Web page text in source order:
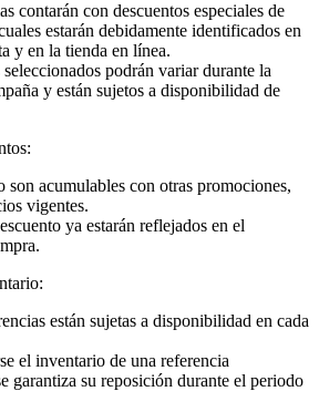
contarán con descuentos especiales de
estarán debidamente identificados en
y en la tienda en línea.
podrán variar durante la
y están sujetos a disponibilidad de
son acumulables con otras promociones,
vigentes.
ya estarán reflejados en el
están sujetas a disponibilidad en cada
el inventario de una referencia
garantiza su reposición durante el periodo